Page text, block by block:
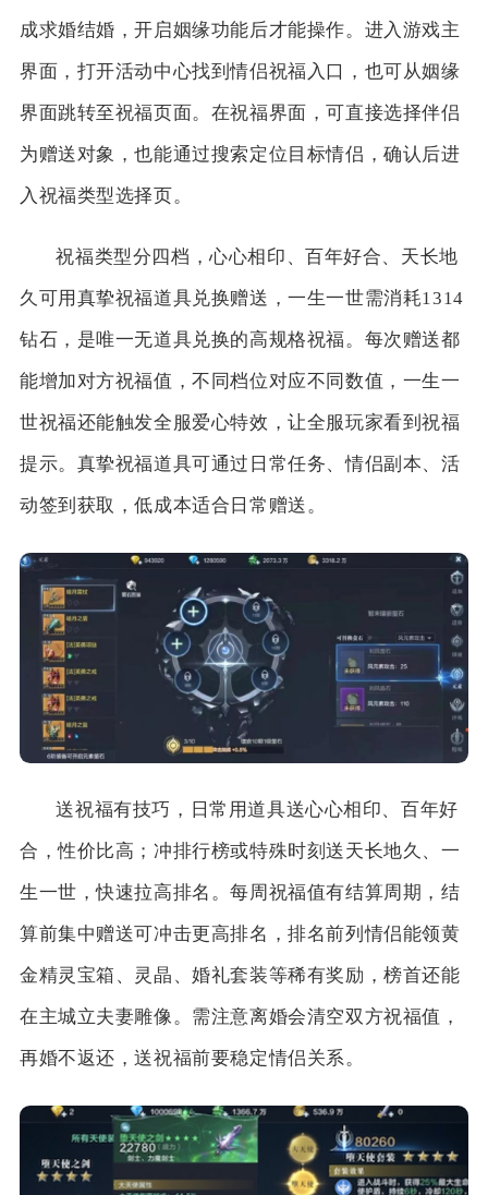
成求婚结婚，开启姻缘功能后才能操作。进入游戏主
界面，打开活动中心找到情侣祝福入口，也可从姻缘
界面跳转至祝福页面。在祝福界面，可直接选择伴侣
为赠送对象，也能通过搜索定位目标情侣，确认后进
入祝福类型选择页。
祝福类型分四档，心心相印、百年好合、天长地
久可用真挚祝福道具兑换赠送，一生一世需消耗1314
钻石，是唯一无道具兑换的高规格祝福。每次赠送都
能增加对方祝福值，不同档位对应不同数值，一生一
世祝福还能触发全服爱心特效，让全服玩家看到祝福
提示。真挚祝福道具可通过日常任务、情侣副本、活
动签到获取，低成本适合日常赠送。
送祝福有技巧，日常用道具送心心相印、百年好
合，性价比高；冲排行榜或特殊时刻送天长地久、一
生一世，快速拉高排名。每周祝福值有结算周期，结
算前集中赠送可冲击更高排名，排名前列情侣能领黄
金精灵宝箱、灵晶、婚礼套装等稀有奖励，榜首还能
在主城立夫妻雕像。需注意离婚会清空双方祝福值，
再婚不返还，送祝福前要稳定情侣关系。